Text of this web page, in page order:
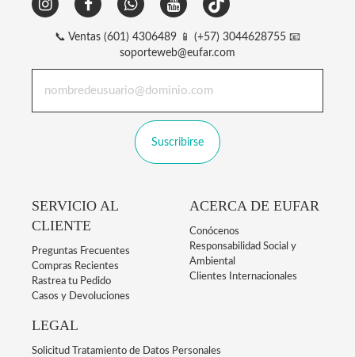
📞 Ventas (601) 4306489 📱 (+57) 3044628755 📧
soporteweb@eufar.com
Suscribirse
SERVICIO AL
CLIENTE
Preguntas Frecuentes
Compras Recientes
Rastrea tu Pedido
Casos y Devoluciones
ACERCA DE EUFAR
Conócenos
Responsabilidad Social y
Ambiental
Clientes Internacionales
LEGAL
Solicitud Tratamiento de Datos Personales